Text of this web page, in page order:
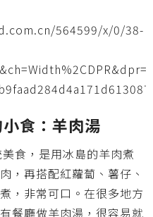
食：羊肉湯
食，是用冰島的羊肉煮
，再搭配紅蘿蔔、薯仔、
，非常可口。在很多地方
餐廳做羊肉湯，很容易就